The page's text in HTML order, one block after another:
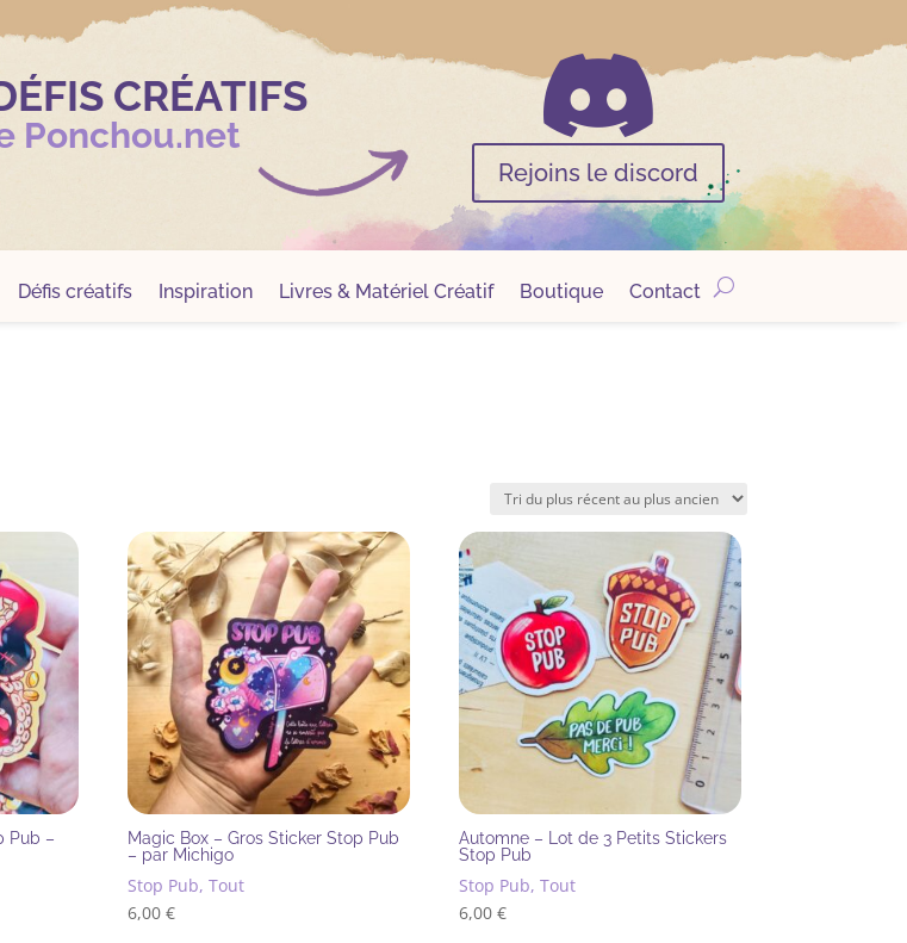
CRÉATIFS
Ponchou.net 
Rejoins le discord
Défis créatifs Inspiration Livres & Matériel Créatif Boutique Contact
Pub –
Magic Box – Gros Sticker Stop Pub
– par Michigo
Stop Pub, Tout
6,00€
Automne – Lot de 3 Petits Stickers
Stop Pub
Stop Pub, Tout
6,00€